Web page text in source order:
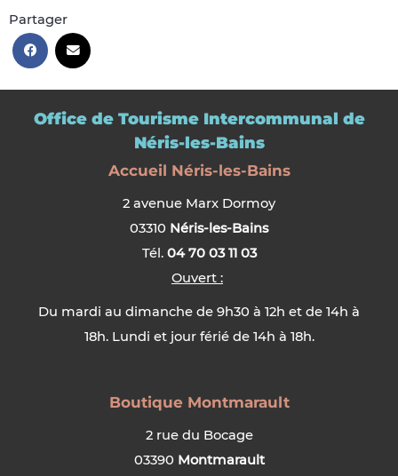
Partager
Office de Tourisme Intercommunal de
Néris-les-Bains
Accueil Néris-les-Bains
2 avenue Marx Dormoy
03310 Néris-les-Bains
Tél. 04 70 03 11 03
Ouvert :
Du mardi au dimanche de 9h30 à 12h et de 14h à
18h. Lundi et jour férié de 14h à 18h.
Boutique Montmarault
2 rue du Bocage
03390 Montmarault